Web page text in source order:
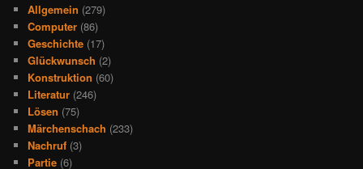
Allgemein (279)
Computer (86)
Geschichte (17)
Glückwunsch (2)
Konstruktion (60)
Literatur (246)
Lösen (75)
Märchenschach (233)
Nachruf (3)
Partie (6)